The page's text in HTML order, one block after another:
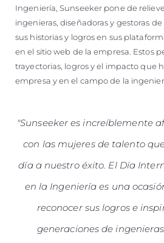
Ingeniería, Sunseeker pone de
ingenieras, diseñadoras y gestoras
sus historias y logros en sus
en el sitio web de la empresa. Estos
trayectorias, logros y el impacto que
empresa y en el campo de la
"Sunseeker es increíblemente
con las mujeres de talento
día a nuestro éxito. El Día
en la Ingeniería es una
reconocer sus logros e
generaciones de